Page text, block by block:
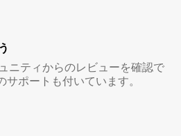
ニティからのレビューを確認で
ポートも付いています。